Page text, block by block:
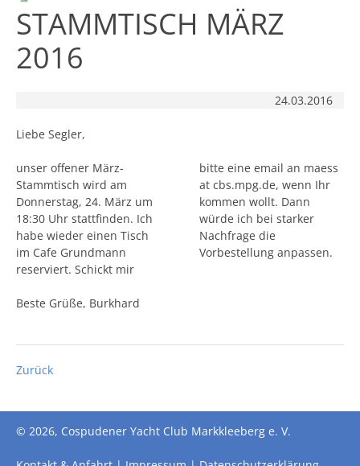
STAMMTISCH MÄRZ
2016
24.03.2016
Liebe Segler,
unser offener März-
Stammtisch wird am
Donnerstag, 24. März um
18:30 Uhr stattfinden. Ich
habe wieder einen Tisch
im Cafe Grundmann
reserviert. Schickt mir
bitte eine email an maess
at cbs.mpg.de, wenn Ihr
kommen wollt. Dann
würde ich bei starker
Nachfrage die
Vorbestellung anpassen.
Beste Grüße, Burkhard
Zurück
© 2026, Cospudener Yacht Club Markkleeberg e. V.